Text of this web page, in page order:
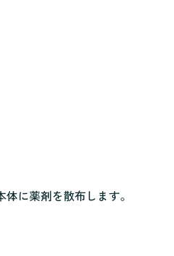
に薬剤を散布します。